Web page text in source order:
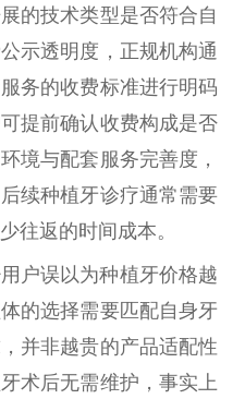
的技术类型是否符合自
示透明度，正规机构通
务的收费标准进行明码
提前确认收费构成是否
境与配套服务完善度，
续种植牙诊疗通常需要
往返的时间成本。
户误以为种植牙价格越
的选择需要匹配自身牙
并非越贵的产品适配性
术后无需维护，事实上